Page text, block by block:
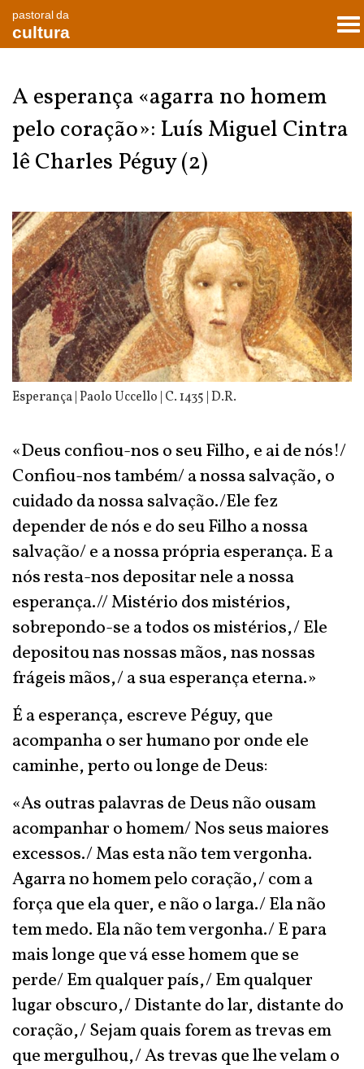
pastoral da
cultura
A esperança «agarra no homem
pelo coração»: Luís Miguel Cintra
lê Charles Péguy (2)
Esperança | Paolo Uccello | C. 1435 | D.R.
«Deus confiou-nos o seu Filho, e ai de nós!/
Confiou-nos também/ a nossa salvação, o
cuidado da nossa salvação./Ele fez
depender de nós e do seu Filho a nossa
salvação/ e a nossa própria esperança. E a
nós resta-nos depositar nele a nossa
esperança.// Mistério dos mistérios,
sobrepondo-se a todos os mistérios,/ Ele
depositou nas nossas mãos, nas nossas
frágeis mãos,/ a sua esperança eterna.»
É a esperança, escreve Péguy, que
acompanha o ser humano por onde ele
caminhe, perto ou longe de Deus:
«As outras palavras de Deus não ousam
acompanhar o homem/ Nos seus maiores
excessos./ Mas esta não tem vergonha.
Agarra no homem pelo coração,/ com a
força que ela quer, e não o larga./ Ela não
tem medo. Ela não tem vergonha./ E para
mais longe que vá esse homem que se
perde/ Em qualquer país,/ Em qualquer
lugar obscuro,/ Distante do lar, distante do
coração,/ Sejam quais forem as trevas em
que mergulhou,/ As trevas que lhe velam o